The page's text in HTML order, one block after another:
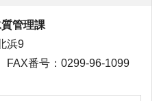
管理課
浜9
FAX番号：0299-96-1099